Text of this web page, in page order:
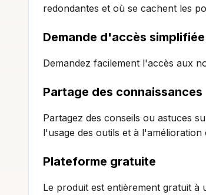
redondantes et où se cachent les
Demande d'accès simplifiée
Demandez facilement l'accès aux
Partage des connaissances
Partagez des conseils ou astuces
l'usage des outils et à l'amélioration
Plateforme gratuite
Le produit est entièrement gratuit à